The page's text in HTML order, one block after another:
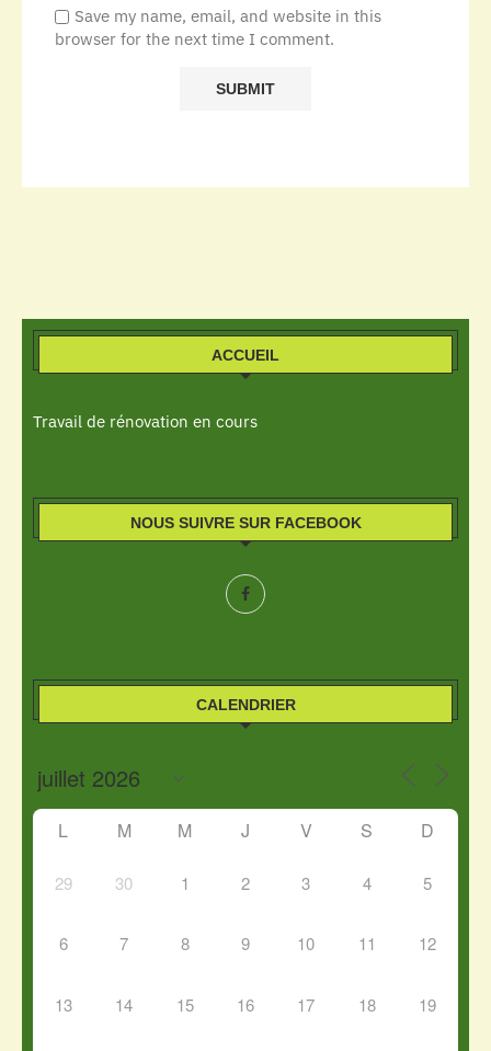
Save my name, email, and website in this
browser for the next time I comment.
ACCUEIL
Travail de rénovation en cours
NOUS SUIVRE SUR FACEBOOK
CALENDRIER
L M M J V S D
29 30 1 2 3 4 5
6 7 8 9 10 11 12
13 14 15 16 17 18 19